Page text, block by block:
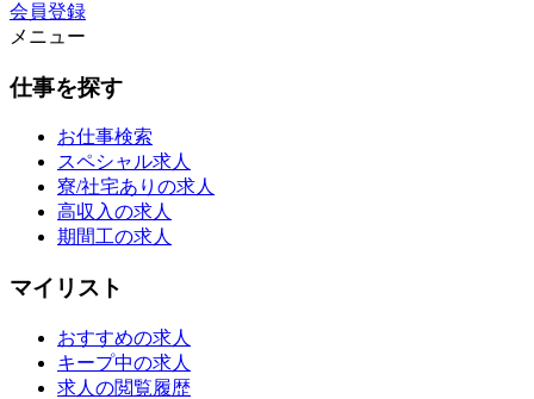
会員登録
メニュー
仕事を探す
お仕事検索
スペシャル求人
寮/社宅ありの求人
高収入の求人
期間工の求人
マイリスト
おすすめの求人
キープ中の求人
求人の閲覧履歴